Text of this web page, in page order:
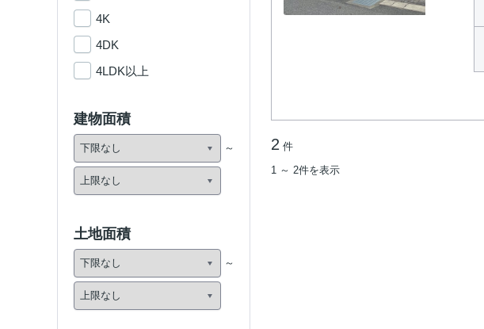
2 件
1 ～ 2件を表示
4K
4DK
4LDK以上
建物面積
土地面積